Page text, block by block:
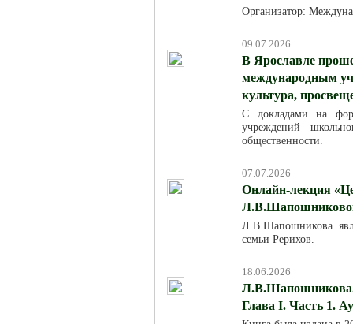
Организатор:
09.07.2026
В Ярославле
международным
культура,
С докладами на
учреждений
общественности.
07.07.2026
Онлайн-лекция
Л.В.Шапошникова
семьи Рерихов.
18.06.2026
Л.В.Шапошникова.
Глава I. Часть 1.